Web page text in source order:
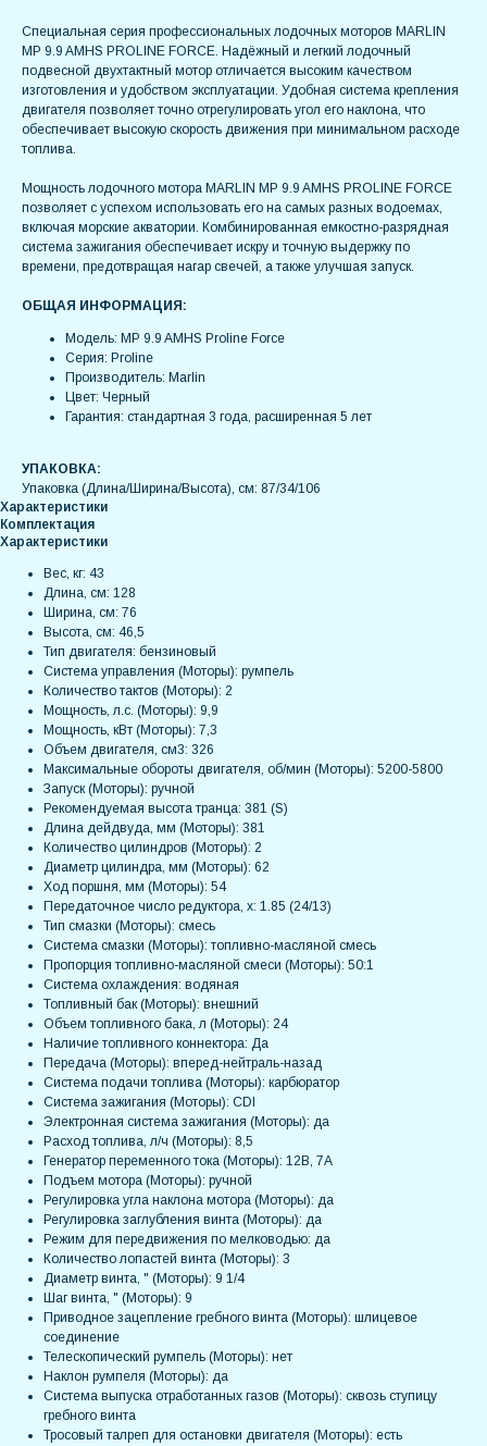
Специальная серия профессиональных лодочных моторов MARLIN
MP 9.9 AMHS PROLINE FORCE. Надёжный и легкий лодочный
подвесной двухтактный мотор отличается высоким качеством
изготовления и удобством эксплуатации. Удобная система крепления
двигателя позволяет точно отрегулировать угол его наклона, что
обеспечивает высокую скорость движения при минимальном расходе
топлива.
Мощность лодочного мотора MARLIN MP 9.9 AMHS PROLINE FORCE
позволяет с успехом использовать его на самых разных водоемах,
включая морские акватории. Комбинированная емкостно-разрядная
система зажигания обеспечивает искру и точную выдержку по
времени, предотвращая нагар свечей, а также улучшая запуск.
ОБЩАЯ ИНФОРМАЦИЯ:
Модель: MP 9.9 AMHS Proline Force
Серия: Proline
Производитель: Marlin
Цвет: Черный
Гарантия: стандартная 3 года, расширенная 5 лет
УПАКОВКА:
Упаковка (Длина/Ширина/Высота), см: 87/34/106
Характеристики
Комплектация
Характеристики
Вес, кг: 43
Длина, см: 128
Ширина, см: 76
Высота, см: 46,5
Тип двигателя: бензиновый
Система управления (Моторы): румпель
Количество тактов (Моторы): 2
Мощность, л.с. (Моторы): 9,9
Мощность, кВт (Моторы): 7,3
Объем двигателя, см3: 326
Максимальные обороты двигателя, об/мин (Моторы): 5200-5800
Запуск (Моторы): ручной
Рекомендуемая высота транца: 381 (S)
Длина дейдвуда, мм (Моторы): 381
Количество цилиндров (Моторы): 2
Диаметр цилиндра, мм (Моторы): 62
Ход поршня, мм (Моторы): 54
Передаточное число редуктора, х: 1.85 (24/13)
Тип смазки (Моторы): смесь
Система смазки (Моторы): топливно-масляной смесь
Пропорция топливно-масляной смеси (Моторы): 50:1
Система охлаждения: водяная
Топливный бак (Моторы): внешний
Объем топливного бака, л (Моторы): 24
Наличие топливного коннектора: Да
Передача (Моторы): вперед-нейтраль-назад
Система подачи топлива (Моторы): карбюратор
Система зажигания (Моторы): CDI
Электронная система зажигания (Моторы): да
Расход топлива, л/ч (Моторы): 8,5
Генератор переменного тока (Моторы): 12В, 7А
Подъем мотора (Моторы): ручной
Регулировка угла наклона мотора (Моторы): да
Регулировка заглубления винта (Моторы): да
Режим для передвижения по мелководью: да
Количество лопастей винта (Моторы): 3
Диаметр винта, " (Моторы): 9 1/4
Шаг винта, " (Моторы): 9
Приводное зацепление гребного винта (Моторы): шлицевое
соединение
Телескопический румпель (Моторы): нет
Наклон румпеля (Моторы): да
Система выпуска отработанных газов (Моторы): сквозь ступицу
гребного винта
Тросовый талреп для остановки двигателя (Моторы): есть